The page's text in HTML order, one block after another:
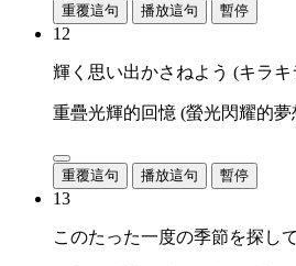
重覆這句 播放這句 暫停
12
輝く思い出かさねよう (キラ
重疊光輝的回憶 (螢光閃耀的夢
重覆這句 播放這句 暫停
13
このたった一度の季節を探し